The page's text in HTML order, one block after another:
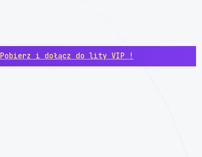
Pobierz i dołącz do lity VIP !